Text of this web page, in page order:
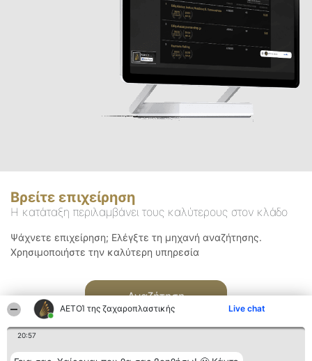
ΑΕΤΟΊ της ζαχαροπλαστικής Live chat
20:57
Βρείτε επιχείρηση
Η κατάταξη περιλαμβάνει τους καλύτερους στον κλάδο
Ψάχνετε επιχείρηση; Ελέγξτε τη μηχανή αναζήτησης.
Χρησιμοποιήστε την καλύτερη υπηρεσία
Αναζήτηση